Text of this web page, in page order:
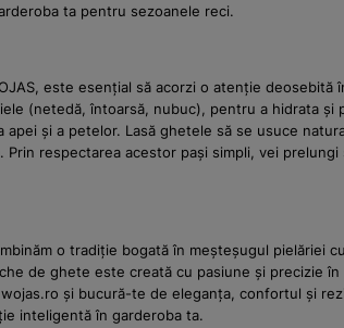
ta pentru sezoanele reci.
este esențial să acorzi o atenție
(netedă, întoarsă, nubuc), pentru a hidrata
și a petelor. Lasă ghetele să se usuce
respectarea acestor pași simpli, vei
o tradiție bogată în meșteșugul
de ghete este creată cu pasiune și precizie
și bucură-te de eleganța, confortul și
inteligentă în garderoba ta.